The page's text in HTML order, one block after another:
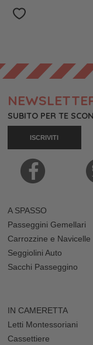
SUBITO PER TE
ISCRIVITI
A SPASSO
Passeggini Gemellari
Carrozzine e Navicelle
Seggiolini Auto
Sacchi Passeggino
IN CAMERETTA
Letti Montessoriani
Cassettiere